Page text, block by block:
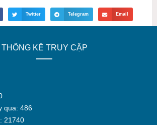
Twitter Telegram Email
THỐNG KÊ TRUY CẬP
qua: 486
21740